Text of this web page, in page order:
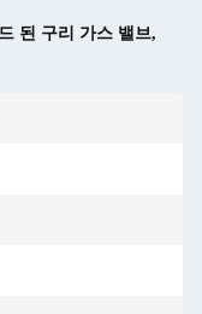
된 구리 가스 밸브,